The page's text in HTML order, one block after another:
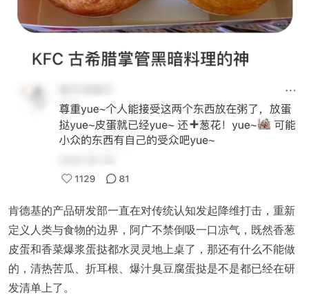
肯德基的产品研发部一直在对传统认知发起降维打击，重新
定义人类与食物的边界，阿广不禁倒吸一口凉气，既然香葱
皮蛋和香菜爆浆蛋挞都水灵灵地上桌了，那还有什么不能做
的，清热苦瓜、折耳根、爆汁臭豆腐蛋挞是不是都已经在研
发清单上了。